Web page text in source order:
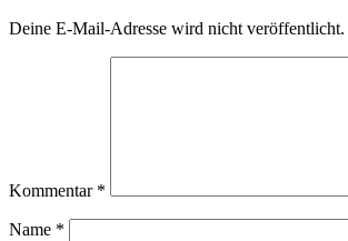
Deine E-Mail-Adresse wird nicht veröffentlicht.
Kommentar *
Name *